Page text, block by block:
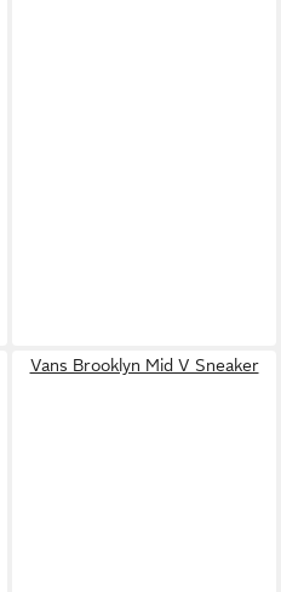
Vans Brooklyn Mid V Sneaker